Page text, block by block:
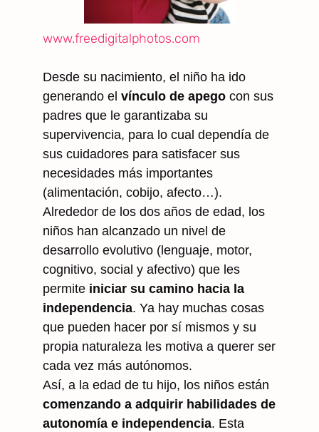
www.freedigitalphotos.com
Desde su nacimiento, el niño ha ido
generando el vínculo de apego con sus
padres que le garantizaba su
supervivencia, para lo cual dependía de
sus cuidadores para satisfacer sus
necesidades más importantes
(alimentación, cobijo, afecto…).
Alrededor de los dos años de edad, los
niños han alcanzado un nivel de
desarrollo evolutivo (lenguaje, motor,
cognitivo, social y afectivo) que les
permite iniciar su camino hacia la
independencia. Ya hay muchas cosas
que pueden hacer por sí mismos y su
propia naturaleza les motiva a querer ser
cada vez más autónomos.
Así, a la edad de tu hijo, los niños están
comenzando a adquirir habilidades de
autonomía e independencia. Esta